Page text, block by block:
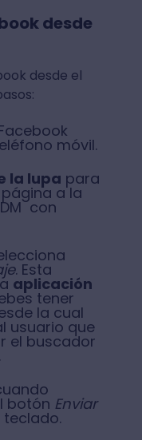
desde
desde el
móvil.
la lupa para
a la
con
. Esta
aplicación
tener
la cual
usuario que
el buscador
botón Enviar